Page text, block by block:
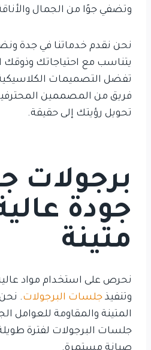
وتضفي جوًا من الجمال
نحن نقدم خدماتنا في جدة
يتناسب مع احتياجاتك
تفضل التصميمات الكلاسيكية
فريق من المصممين
تحويل رؤيتك إلى حقيقة.
برجولات
جودة
متينة
نحرص على استخدام مواد
وتنفيذ جلسات البرجولات.
المتينة والمقاومة للعوامل
جلسات البرجولات لفترة